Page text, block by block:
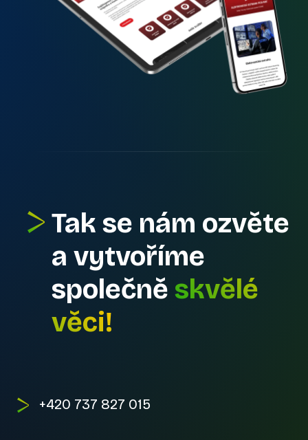
Tak se nám ozvěte
a vytvoříme
společně skvělé
věci!
+420 737 827 015